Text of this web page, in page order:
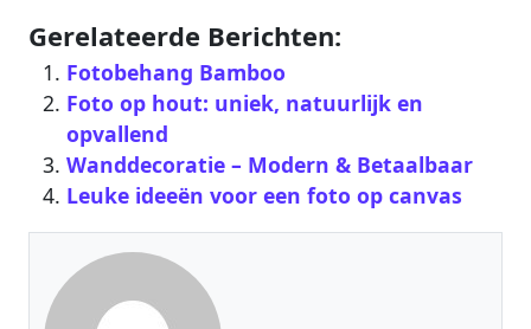
Gerelateerde Berichten:
Fotobehang Bamboo
Foto op hout: uniek, natuurlijk en
opvallend
Wanddecoratie – Modern & Betaalbaar‎
Leuke ideeën voor een foto op canvas